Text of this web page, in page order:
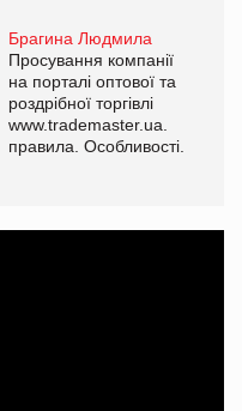
Брагина Людмила
Просування компанії
на порталі оптової та
роздрібної торгівлі
www.trademaster.ua.
правила. Особливості.